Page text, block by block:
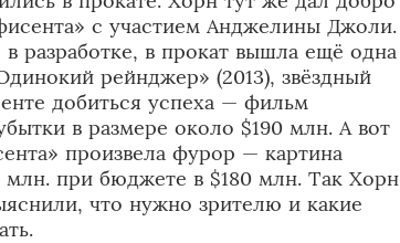
с участием Анджелины Джоли.
разработке, в прокат вышла ещё одна
рейнджер» (2013), звёздный
добиться успеха — фильм
в размере около $190 млн. А вот
произвела фурор — картина
млн. при бюджете в $180 млн. Так Хорн
что нужно зрителю и какие